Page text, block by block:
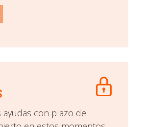
ayudas con plazo de